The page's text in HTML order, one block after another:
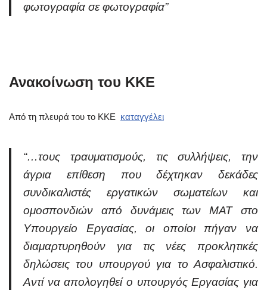
φωτογραφία σε φωτογραφία”
Ανακοίνωση του ΚΚΕ
Από τη πλευρά του το ΚΚΕ καταγγέλει
“…τους τραυματισμούς, τις συλλήψεις, την
άγρια επίθεση που δέχτηκαν δεκάδες
συνδικαλιστές εργατικών σωματείων και
ομοσπονδιών από δυνάμεις των ΜΑΤ στο
Υπουργείο Εργασίας, οι οποίοι πήγαν να
διαμαρτυρηθούν για τις νέες προκλητικές
δηλώσεις του υπουργού για το Ασφαλιστικό.
Αντί να απολογηθεί ο υπουργός Εργασίας για